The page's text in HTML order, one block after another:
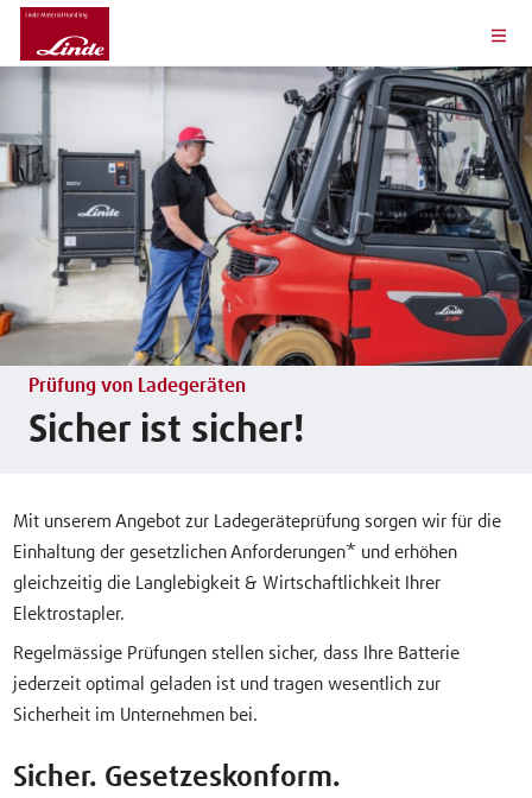
Prüfung von Ladegeräten
Sicher ist sicher!
Mit unserem Angebot zur Ladegeräteprüfung sorgen wir für die
Einhaltung der gesetzlichen Anforderungen* und erhöhen
gleichzeitig die Langlebigkeit & Wirtschaftlichkeit Ihrer
Elektrostapler.
Regelmässige Prüfungen stellen sicher, dass Ihre Batterie
jederzeit optimal geladen ist und tragen wesentlich zur
Sicherheit im Unternehmen bei.
Sicher. Gesetzeskonform.